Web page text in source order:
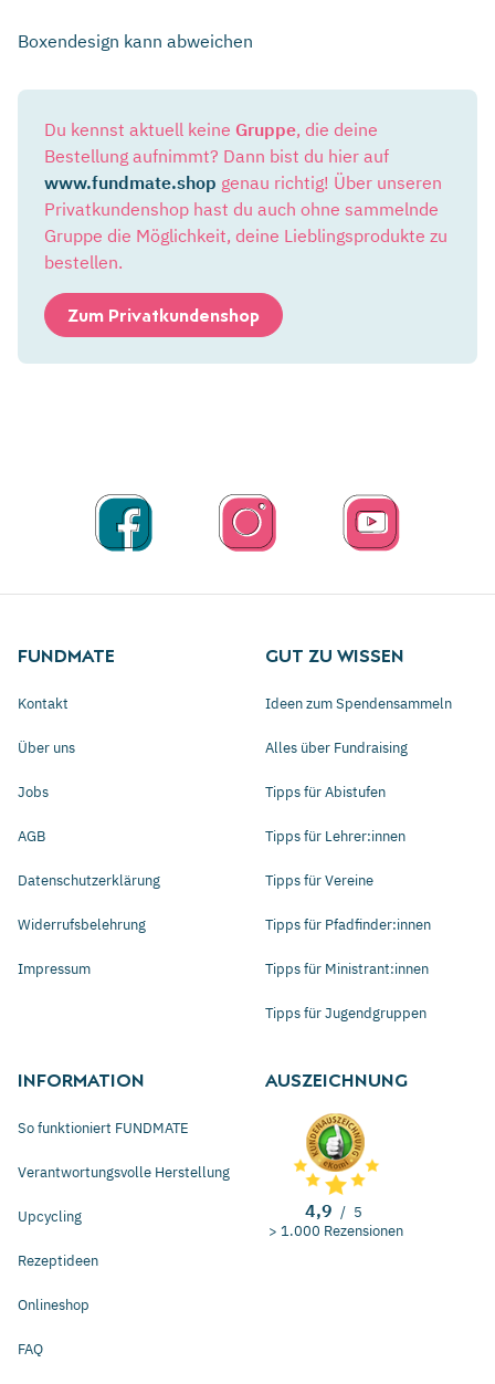
Boxendesign kann abweichen
Du kennst aktuell keine Gruppe, die deine
Bestellung aufnimmt? Dann bist du hier auf
www.fundmate.shop genau richtig! Über unseren
Privatkundenshop hast du auch ohne sammelnde
Gruppe die Möglichkeit, deine Lieblingsprodukte zu
bestellen.
Zum Privatkundenshop
FUNDMATE
Kontakt
Über uns
Jobs
AGB
Datenschutzerklärung
Widerrufsbelehrung
Impressum
GUT ZU WISSEN
Ideen zum Spendensammeln
Alles über Fundraising
Tipps für Abistufen
Tipps für Lehrer:innen
Tipps für Vereine
Tipps für Pfadfinder:innen
Tipps für Ministrant:innen
Tipps für Jugendgruppen
INFORMATION
So funktioniert FUNDMATE
Verantwortungsvolle Herstellung
Upcycling
Rezeptideen
Onlineshop
FAQ
AUSZEICHNUNG
4,9 / 5
> 1.000 Rezensionen